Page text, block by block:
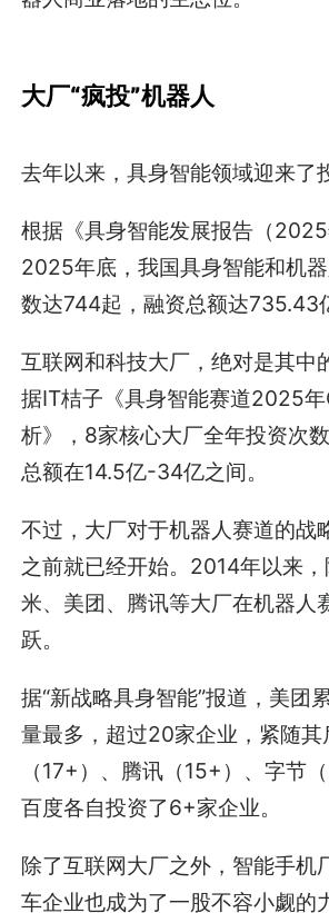
大厂“疯投”机器人
去年以来，具身智能领域迎来了
根据《具身智能发展报告（
2025年底，我国具身智能和机
数达744起，融资总额达735.43
互联网和科技大厂，绝对是其中
据IT桔子《具身智能赛道2025
析》，8家核心大厂全年投资次
总额在14.5亿-34亿之间。
不过，大厂对于机器人赛道的战
之前就已经开始。2014年以来
米、美团、腾讯等大厂在机器人
跃。
据“新战略具身智能”报道，美团
量最多，超过20家企业，紧随其
（17+）、腾讯（15+）、字节
百度各自投资了6+家企业。
除了互联网大厂之外，智能手机
车企业也成为了一股不容小觑的